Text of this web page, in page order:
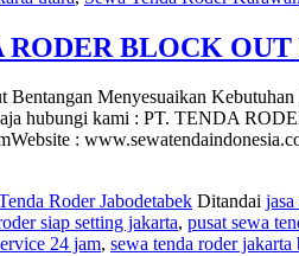
RODER BLOCK
Bentangan Menyesuaikan
hubungi kami : PT. TENDA
:
Roder Jabodetabek Ditandai
siap setting jakarta, pusat sewa
24 jam, sewa tenda roder jakarta